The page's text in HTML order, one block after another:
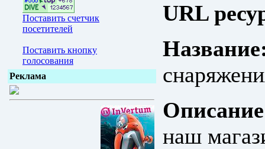
Поставить счетчик
посетителей
Поставить кнопку
голосования
Реклама
URL
наш